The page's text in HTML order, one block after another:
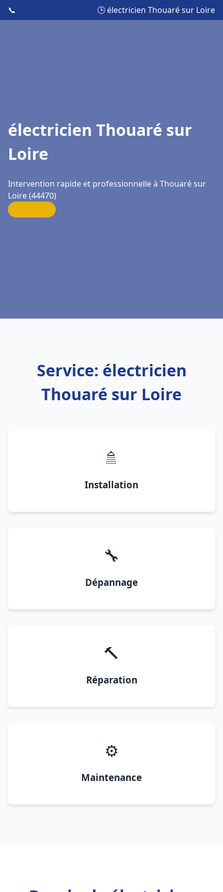
📞 🕒 électricien Thouaré sur Loire
électricien Thouaré sur
Loire
Intervention rapide et professionnelle à Thouaré sur
Loire (44470)
Service: électricien
Thouaré sur Loire
🚿
Installation
🔧
Dépannage
🔨
Réparation
⚙️
Maintenance